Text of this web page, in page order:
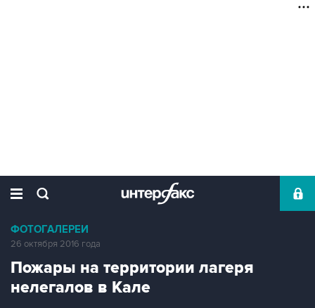
ФОТОГАЛЕРЕИ
26 октября 2016 года
Пожары на территории лагеря
нелегалов в Кале